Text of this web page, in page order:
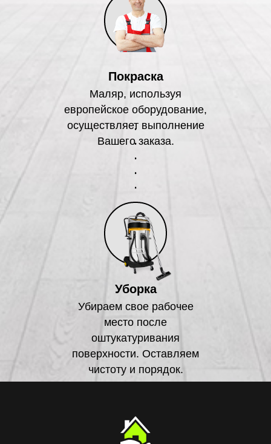
Покраска
Маляр, используя
европейское оборудование,
осуществляет выполнение
Вашего заказа.
Уборка
Убираем свое рабочее
место после
оштукатуривания
поверхности. Оставляем
чистоту и порядок.